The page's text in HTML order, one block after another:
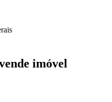
imóvel